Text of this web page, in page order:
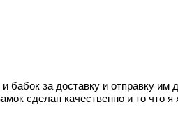
за доставку и отправку им
сделан качественно и то что я